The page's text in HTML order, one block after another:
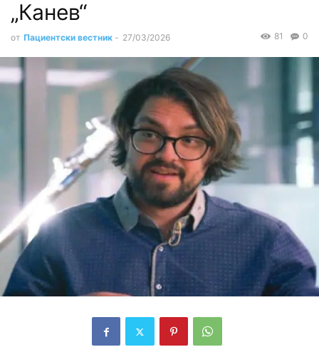
„Канев“
от Пациентски вестник - 27/03/2026 0
81